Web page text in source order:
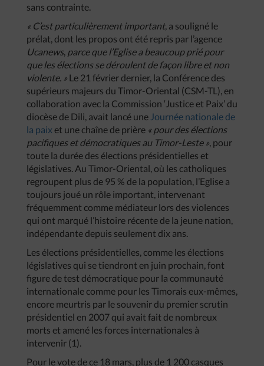
sans contrainte.
« C’est particulièrement important, a souligné le
prélat, dont les propos ont été repris par l’agence
Ucanews, parce que l’Eglise a beaucoup prié pour
que les élections se déroulent de façon libre et non
violente. » Le 21 février dernier, la Conférence des
supérieurs majeurs du Timor-Oriental (CSM-TL), en
collaboration avec la Commission ‘Justice et Paix’ du
diocèse de Dili, avait lancé une Journée nationale de
la paix et une chaîne de prière « pour des élections
pacifiques et démocratiques au Timor-Leste », pour
toute la durée des élections présidentielles et
législatives. Au Timor-Oriental, où les catholiques
regroupent plus de 95 % de la population, l’Eglise a
toujours joué un rôle important, intervenant
fréquemment comme médiateur lors des violences
qui ont marqué l’histoire récente de la jeune nation,
indépendante depuis seulement dix ans.
Les élections présidentielles, comme les élections
législatives qui se tiendront en juin prochain, font
figure de test démocratique pour la communauté
internationale comme pour les Timorais eux-mêmes,
encore meurtris par le souvenir du premier scrutin
présidentiel en 2007 qui avait fait de nombreux
morts et amené les forces internationales à
intervenir (1).
Pour le vote de ce 18 mars, plus de 1 200 casques